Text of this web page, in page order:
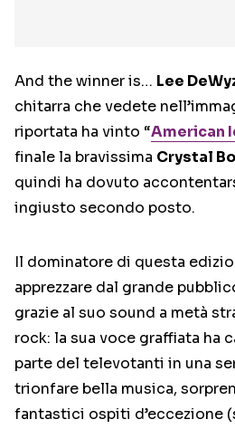
And the winner is… Lee
chitarra che vedete
riportata ha vinto “American
finale la bravissima Crystal
quindi ha dovuto
ingiusto secondo posto.
Il dominatore di questa
apprezzare dal grande
grazie al suo sound a metà
rock: la sua voce graffiata ha
parte del televotanti in una
trionfare bella musica,
fantastici ospiti d’eccezione